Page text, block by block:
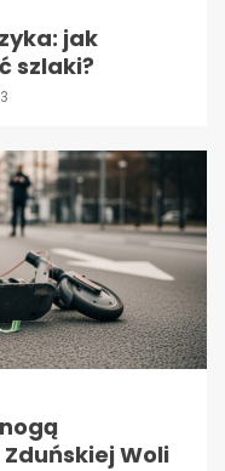
jak
szlaki?
Woli